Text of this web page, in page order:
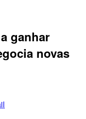
ganhar
novas